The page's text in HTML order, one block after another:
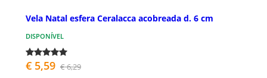
Vela Natal esfera Ceralacca acobreada d. 6 cm
DISPONÍVEL
€ 5,59 € 6,29